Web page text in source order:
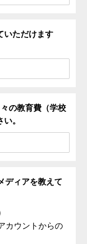
いただけます
の教育費（学校
。
ディアを教えて
カウントからの